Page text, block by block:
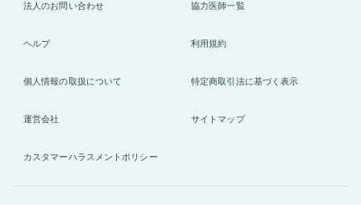
法人のお問い合わせ 協力医師一覧
ヘルプ 利用規約
個人情報の取扱について 特定商取引法に基づく表示
運営会社 サイトマップ
カスタマーハラスメントポリシー